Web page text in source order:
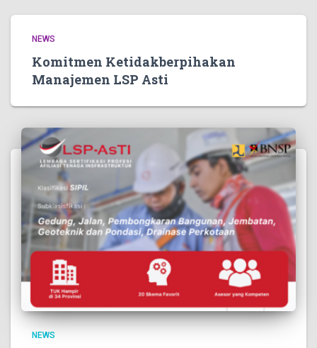
NEWS
Komitmen Ketidakberpihakan
Manajemen LSP Asti
NEWS